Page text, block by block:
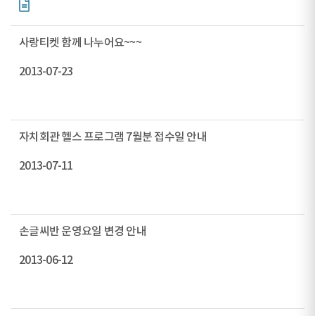
사랑티켓 함께 나누어요~~~
2013-07-23
자치회관 헬스 프로그램 7월분 접수일 안내
2013-07-11
손글씨반 운영요일 변경 안내
2013-06-12